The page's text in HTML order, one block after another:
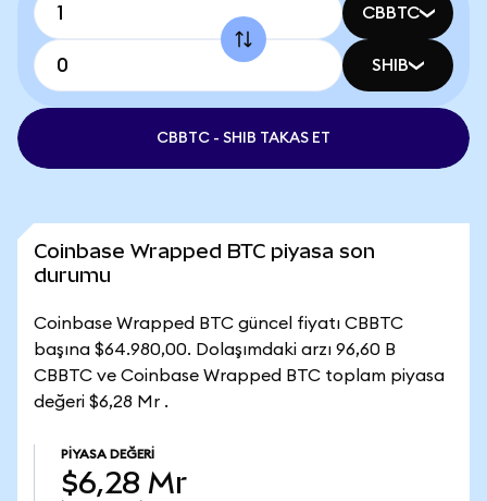
CBBTC
SHIB
CBBTC - SHIB TAKAS ET
Coinbase Wrapped BTC piyasa son
durumu
Coinbase Wrapped BTC güncel fiyatı CBBTC
başına $64.980,00. Dolaşımdaki arzı 96,60 B
CBBTC ve Coinbase Wrapped BTC toplam piyasa
değeri $6,28 Mr .
PIYASA DEĞERI
$6,28 Mr